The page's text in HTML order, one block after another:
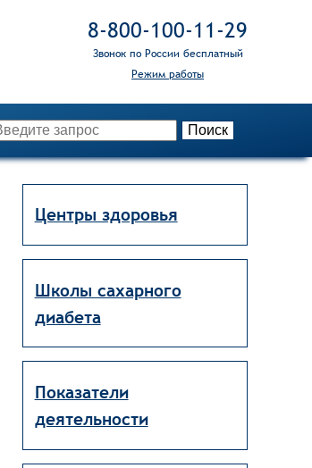
8‑800‑100‑11‑29
Звонок по России бесплатный
Режим работы
Центры здоровья
Школы сахарного
диабета
Показатели
деятельности